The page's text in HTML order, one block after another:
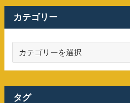
カテゴリー
ゴ
ー
タグ